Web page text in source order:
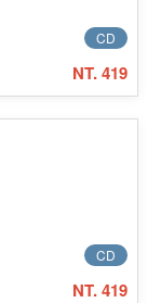
CD
NT. 419
CD
NT. 419